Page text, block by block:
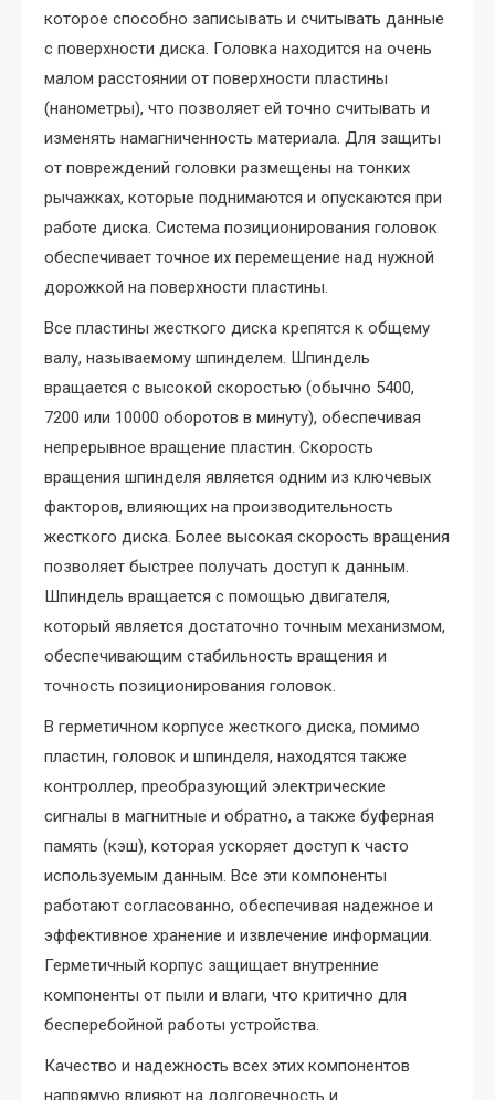
которое способно записывать и считывать данные
с поверхности диска. Головка находится на очень
малом расстоянии от поверхности пластины
(нанометры), что позволяет ей точно считывать и
изменять намагниченность материала. Для защиты
от повреждений головки размещены на тонких
рычажках, которые поднимаются и опускаются при
работе диска. Система позиционирования головок
обеспечивает точное их перемещение над нужной
дорожкой на поверхности пластины.
Все пластины жесткого диска крепятся к общему
валу, называемому шпинделем. Шпиндель
вращается с высокой скоростью (обычно 5400,
7200 или 10000 оборотов в минуту), обеспечивая
непрерывное вращение пластин. Скорость
вращения шпинделя является одним из ключевых
факторов, влияющих на производительность
жесткого диска. Более высокая скорость вращения
позволяет быстрее получать доступ к данным.
Шпиндель вращается с помощью двигателя,
который является достаточно точным механизмом,
обеспечивающим стабильность вращения и
точность позиционирования головок.
В герметичном корпусе жесткого диска, помимо
пластин, головок и шпинделя, находятся также
контроллер, преобразующий электрические
сигналы в магнитные и обратно, а также буферная
память (кэш), которая ускоряет доступ к часто
используемым данным. Все эти компоненты
работают согласованно, обеспечивая надежное и
эффективное хранение и извлечение информации.
Герметичный корпус защищает внутренние
компоненты от пыли и влаги, что критично для
бесперебойной работы устройства.
Качество и надежность всех этих компонентов
напрямую влияют на долговечность и